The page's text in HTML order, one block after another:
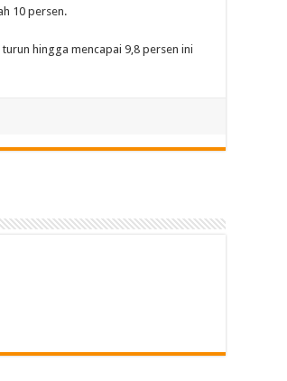
10 persen.
hingga mencapai 9,8 persen ini